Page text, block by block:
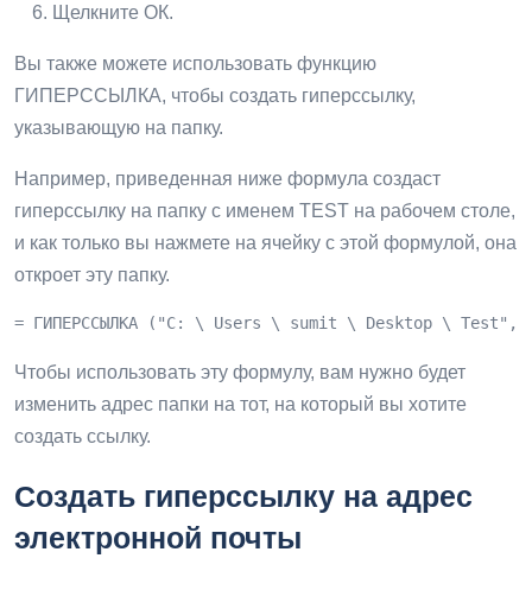
Щелкните ОК.
Вы также можете использовать функцию
ГИПЕРССЫЛКА, чтобы создать гиперссылку,
указывающую на папку.
Например, приведенная ниже формула создаст
гиперссылку на папку с именем TEST на рабочем столе,
и как только вы нажмете на ячейку с этой формулой, она
откроет эту папку.
= ГИПЕРССЫЛКА ("C: \ Users \ sumit \ Desktop \ Test",
Чтобы использовать эту формулу, вам нужно будет
изменить адрес папки на тот, на который вы хотите
создать ссылку.
Создать гиперссылку на адрес
электронной почты